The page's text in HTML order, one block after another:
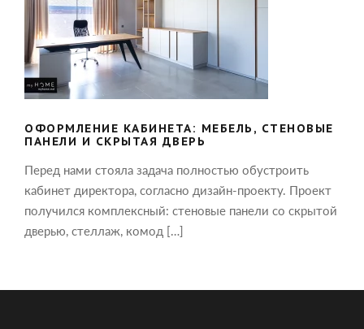
ОФОРМЛЕНИЕ КАБИНЕТА: МЕБЕЛЬ,
СТЕНОВЫЕ ПАНЕЛИ И СКРЫТАЯ
ОФОРМЛЕНИЕ КАБИНЕТА: МЕБЕЛЬ, СТЕНОВЫЕ
ПАНЕЛИ И СКРЫТАЯ ДВЕРЬ
Перед нами стояла задача полностью обустроить
кабинет директора, согласно дизайн-проекту. Проект
получился комплексный: стеновые панели со скрытой
дверью, стеллаж, комод […]